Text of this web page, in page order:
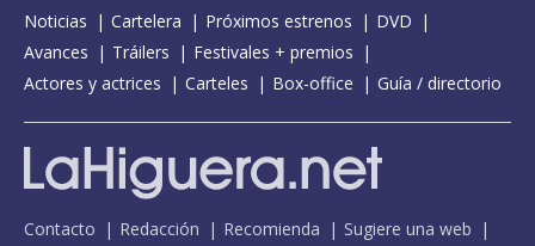
Noticias Cartelera Próximos estrenos
DVD
Avances
Tráilers
Festivales + premios
Actores y actrices
Carteles Box-office Guía / directorio
Contacto Redacción Recomienda
Sugiere una web